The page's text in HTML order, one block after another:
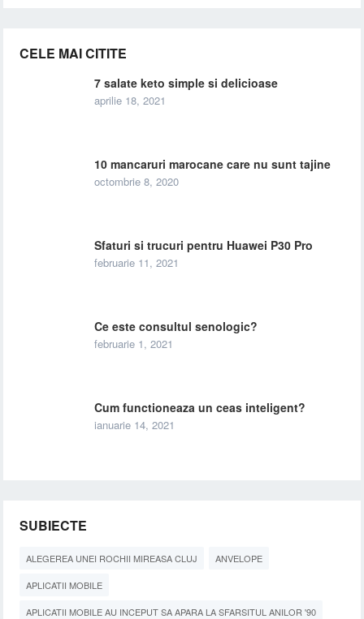
CELE MAI CITITE
7 salate keto simple si delicioase
aprilie 18, 2021
10 mancaruri marocane care nu sunt tajine
octombrie 8, 2020
Sfaturi si trucuri pentru Huawei P30 Pro
februarie 11, 2021
Ce este consultul senologic?
februarie 1, 2021
Cum functioneaza un ceas inteligent?
ianuarie 14, 2021
SUBIECTE
ALEGEREA UNEI ROCHII MIREASA CLUJ ANVELOPE
APLICATII MOBILE
APLICATII MOBILE AU INCEPUT SA APARA LA SFARSITUL ANILOR '90